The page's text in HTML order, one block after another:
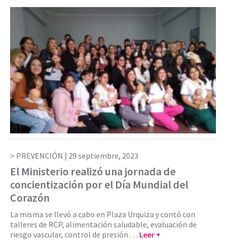
PREVENCIÓN | 29 septiembre, 2023
El Ministerio realizó una jornada de
concientización por el Día Mundial del
Corazón
La misma se llevó a cabo en Plaza Urquiza y contó con
talleres de RCP, alimentación saludable, evaluación de
riesgo vascular, control de presión … Leer +